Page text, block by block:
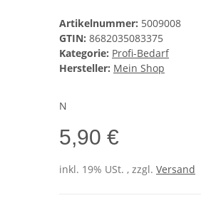
Artikelnummer: 5009008
GTIN: 8682035083375
Kategorie: Profi-Bedarf
Hersteller: Mein Shop
N
5,90 €
inkl. 19% USt. , zzgl. Versand